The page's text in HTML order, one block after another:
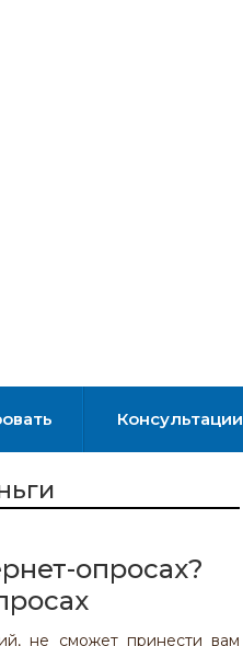
Консультации
опросах?
не сможет принести вам